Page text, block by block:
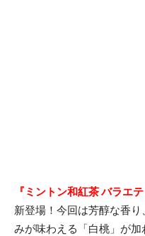
『ミントン和紅茶 バラエテ
新登場！今回は芳醇な香
みが味わえる「白桃」が